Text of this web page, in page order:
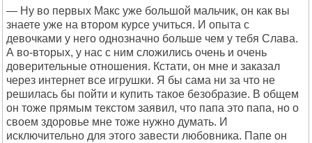
— Ну во первых Макс уже большой мальчик, он как вы
знаете уже на втором курсе учиться. И опыта с
девочками у него однозначно больше чем у тебя Слава.
А во-вторых, у нас с ним сложились очень и очень
доверительные отношения. Кстати, он мне и заказал
через интернет все игрушки. Я бы сама ни за что не
решилась бы пойти и купить такое безобразие. В общем
он тоже прямым текстом заявил, что папа это папа, но о
своем здоровье мне тоже нужно думать. И
исключительно для этого завести любовника. Папе он